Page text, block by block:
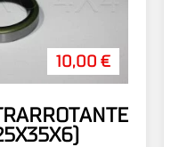
10,00 €